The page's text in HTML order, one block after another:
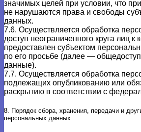
значимых целей при условии, что
не нарушаются права и свободы
данных.
7.6. Осуществляется обработка
доступ неограниченного круга лиц к
предоставлен субъектом
по его просьбе (далее —
данные).
7.7. Осуществляется обработка
подлежащих опубликованию или
раскрытию в соответствии с
8. Порядок сбора, хранения, передачи и
персональных данных